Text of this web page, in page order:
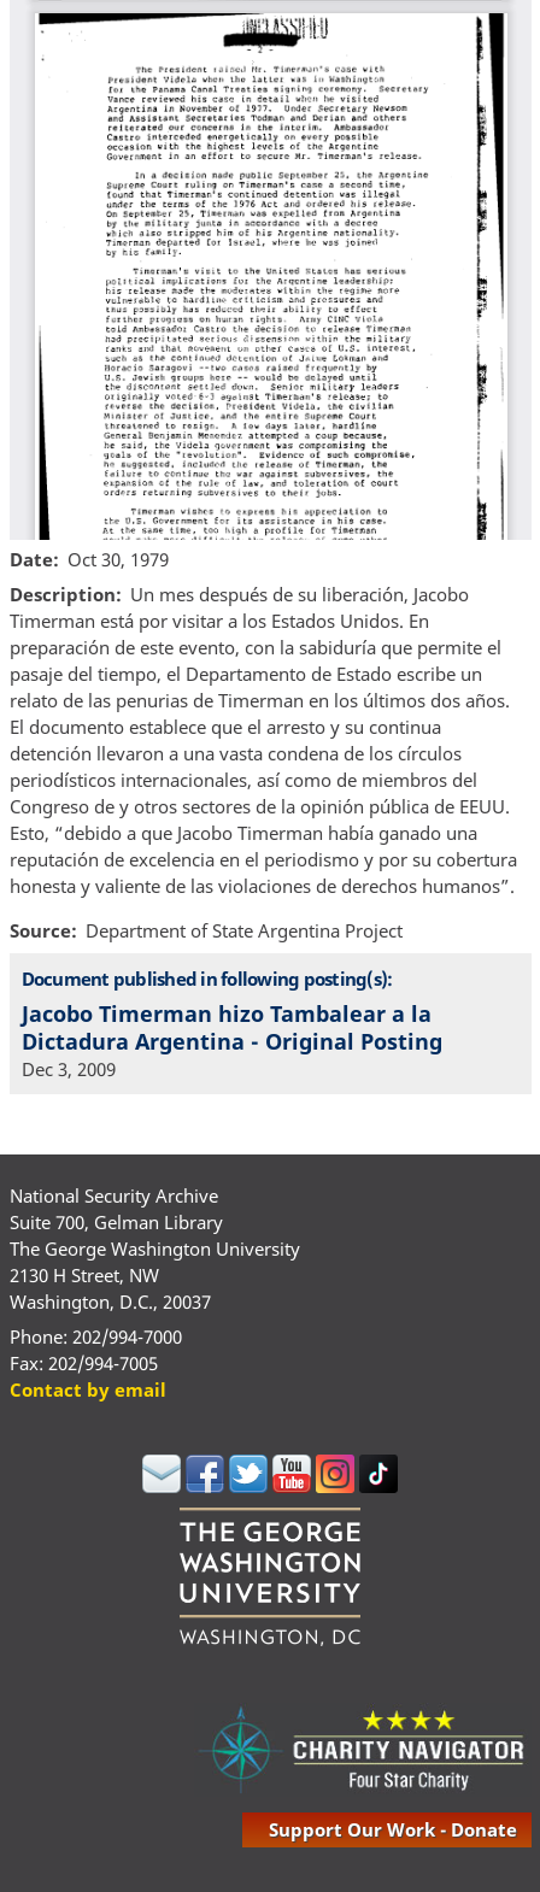
Date
Oct 30, 1979
Description
Un mes después de su liberación, Jacobo
Timerman está por visitar a los Estados Unidos. En
preparación de este evento, con la sabiduría que permite el
pasaje del tiempo, el Departamento de Estado escribe un
relato de las penurias de Timerman en los últimos dos años.
El documento establece que el arresto y su continua
detención llevaron a una vasta condena de los círculos
periodísticos internacionales, así como de miembros del
Congreso de y otros sectores de la opinión pública de EEUU.
Esto, “debido a que Jacobo Timerman había ganado una
reputación de excelencia en el periodismo y por su cobertura
honesta y valiente de las violaciones de derechos humanos”.
Source
Department of State Argentina Project
Document published in following posting(s):
Jacobo Timerman hizo Tambalear a la
Dictadura Argentina - Original Posting
Dec 3, 2009
National Security Archive
Suite 700, Gelman Library
The George Washington University
2130 H Street, NW
Washington, D.C., 20037
Phone: 202/994-7000
Fax: 202/994-7005
Contact by email
Support Our Work - Donate